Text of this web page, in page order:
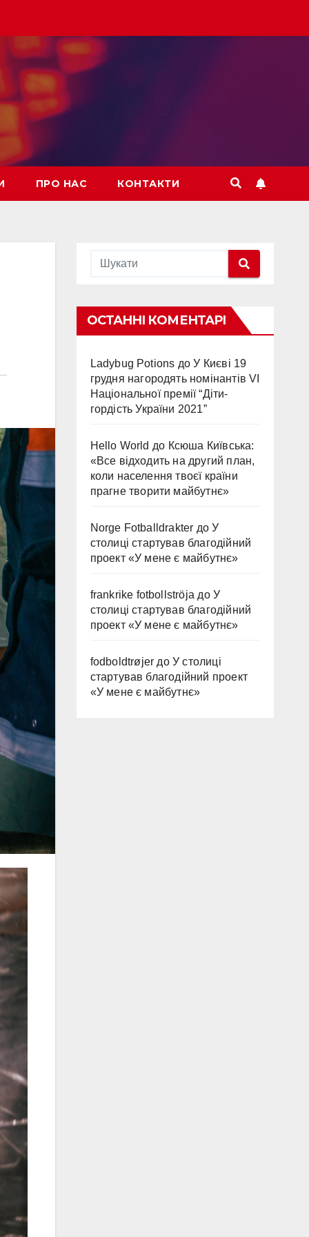
ПРО НАС КОНТАКТИ
ОСТАННІ КОМЕНТАРІ
Ladybug Potions доУ Києві 19
грудня нагородять номінантів VI
Національної премії “Діти-
гордість України 2021”
Hello World до Ксюша Київська:
«Все відходить на другий план,
коли населення твоєї країни
прагне творити майбутнє»
Norge Fotballdrakter доУ
столиці стартував благодійний
проект «У мене є майбутнє»
frankrike fotbollströja до У
столиці стартував благодійний
проект «У мене є майбутнє»
fodboldtrøjer до У столиці
стартував благодійний проект
«У мене є майбутнє»